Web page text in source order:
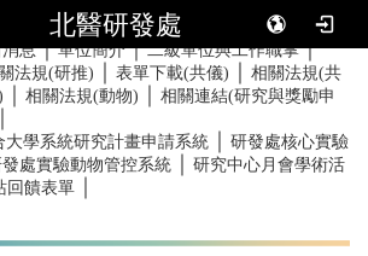
北醫研發處
息｜單位簡介｜二級單位與工作職掌｜
法規(研推) 表單下載(共儀)
相關法規(共
相關法規(動物)
相關連結(研究與獎勵申
大學系統研究計畫申請系統
研發處核心實驗
處實驗動物管控系統
研究中心月會學術活
回饋表單